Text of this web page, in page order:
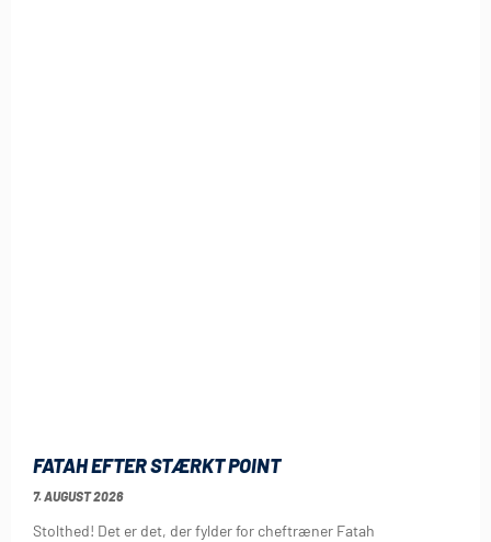
FATAH EFTER STÆRKT POINT
7. AUGUST 2026
Stolthed! Det er det, der fylder for cheftræner Fatah